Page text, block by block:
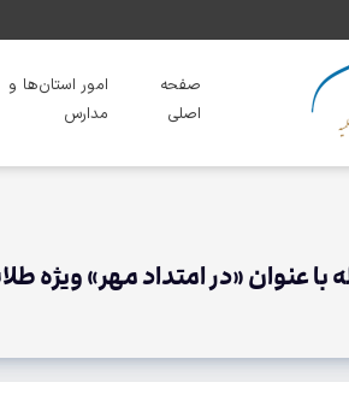
صفحه
اصلی
امور استان‌ها و
مدارس
با عنوان «در امتداد مهر» ویژه